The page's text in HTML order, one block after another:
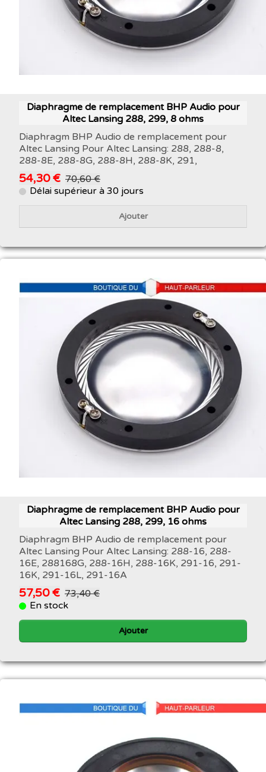
Diaphragme de remplacement BHP Audio pour
Altec Lansing 288, 299, 8 ohms
Diaphragm BHP Audio de remplacement pour
Altec Lansing Pour Altec Lansing: 288, 288-8,
288-8E, 288-8G, 288-8H, 288-8K, 291,
54,30 € 70,60 €
Délai supérieur à 30 jours
Ajouter
Diaphragme de remplacement BHP Audio pour
Altec Lansing 288, 299, 16 ohms
Diaphragm BHP Audio de remplacement pour
Altec Lansing Pour Altec Lansing: 288-16, 288-
16E, 288168G, 288-16H, 288-16K, 291-16, 291-
16K, 291-16L, 291-16A
57,50 € 73,40 €
En stock
Ajouter